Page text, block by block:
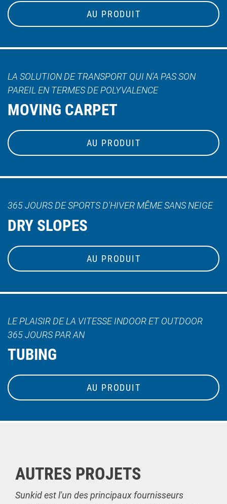
AU PRODUIT
LA SOLUTION DE TRANSPORT QUI N'A PAS SON
PAREIL EN TERMES DE POLYVALENCE
MOVING CARPET
AU PRODUIT
365 JOURS DE SPORTS D'HIVER MÊME SANS NEIGE
DRY SLOPES
AU PRODUIT
LE PLAISIR DE LA VITESSE INDOOR ET OUTDOOR
365 JOURS PAR AN
TUBING
AU PRODUIT
AUTRES PROJETS
Sunkid est l'un des principaux fournisseurs